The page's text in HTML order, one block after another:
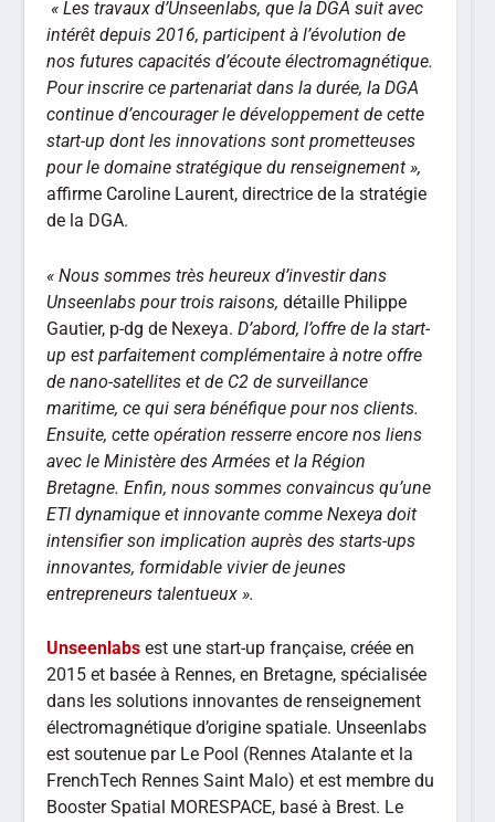
« Les travaux d’Unseenlabs, que la DGA suit avec
intérêt depuis 2016, participent à l’évolution de
nos futures capacités d’écoute électromagnétique.
Pour inscrire ce partenariat dans la durée, la DGA
continue d’encourager le développement de cette
start-up dont les innovations sont prometteuses
pour le domaine stratégique du renseignement »,
affirme Caroline Laurent, directrice de la stratégie
de la DGA.
« Nous sommes très heureux d’investir dans
Unseenlabs pour trois raisons,détaille Philippe
Gautier, p-dg de Nexeya.D’abord, l’offre de la start-
up est parfaitement complémentaire à notre offre
de nano-satellites et de C2 de surveillance
maritime, ce qui sera bénéfique pour nos clients.
Ensuite, cette opération resserre encore nos liens
avec le Ministère des Armées et la Région
Bretagne. Enfin, nous sommes convaincus qu’une
ETI dynamique et innovante comme Nexeya doit
intensifier son implication auprès des starts-ups
innovantes, formidable vivier de jeunes
entrepreneurs talentueux ».
Unseenlabs est une start-up française, créée en
2015 et basée à Rennes, en Bretagne, spécialisée
dans les solutions innovantes de renseignement
électromagnétique d’origine spatiale. Unseenlabs
est soutenue par Le Pool (Rennes Atalante et la
FrenchTech Rennes Saint Malo) et est membre du
Booster Spatial MORESPACE, basé à Brest. Le